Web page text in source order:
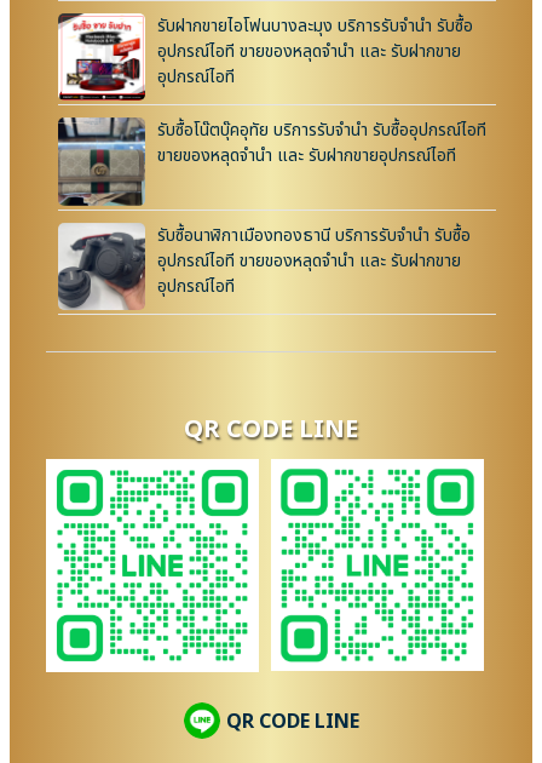
รับฝากขายไอโฟนบางละมุง บริการรับจำนำ รับซื้อ
อุปกรณ์ไอที ขายของหลุดจำนำ และ รับฝากขาย
อุปกรณ์ไอที
รับซื้อโน๊ตบุ๊คอุทัย บริการรับจำนำ รับซื้ออุปกรณ์ไอที
ขายของหลุดจำนำ และ รับฝากขายอุปกรณ์ไอที
รับซื้อนาฬิกาเมืองทองธานี บริการรับจำนำ รับซื้อ
อุปกรณ์ไอที ขายของหลุดจำนำ และ รับฝากขาย
อุปกรณ์ไอที
QR CODE LINE
QR CODE LINE